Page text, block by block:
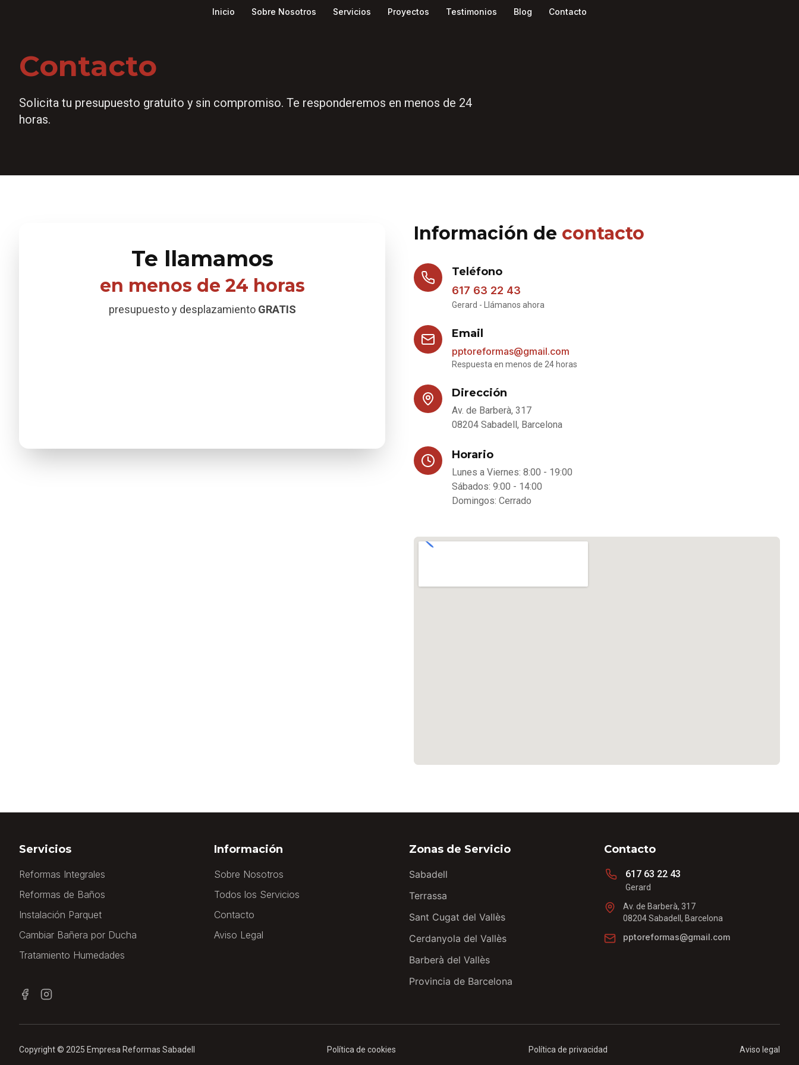
Inicio Sobre Nosotros Servicios Proyectos Testimonios Blog Contacto
Contacto
Solicita tu presupuesto gratuito y sin compromiso. Te responderemos en menos de 24
horas.
Te llamamos
en menos de 24 horas
presupuesto y desplazamiento GRATIS
Información de contacto
Teléfono
617 63 22 43
Gerard - Llámanos ahora
Email
pptoreformas@gmail.com
Respuesta en menos de 24 horas
Dirección
Av. de Barberà, 317
08204 Sabadell, Barcelona
Horario
Lunes a Viernes: 8:00 - 19:00
Sábados: 9:00 - 14:00
Domingos: Cerrado
Servicios
Reformas Integrales
Reformas de Baños
Instalación Parquet
Cambiar Bañera por Ducha
Tratamiento Humedades
Información
Sobre Nosotros
Todos los Servicios
Contacto
Aviso Legal
Zonas de Servicio
Sabadell
Terrassa
Sant Cugat del Vallès
Cerdanyola del Vallès
Barberà del Vallès
Provincia de Barcelona
Contacto
617 63 22 43
Gerard
Av. de Barberà, 317
08204 Sabadell, Barcelona
pptoreformas@gmail.com
Copyright © 2025 Empresa Reformas Sabadell Política de cookies Política de privacidad Aviso legal